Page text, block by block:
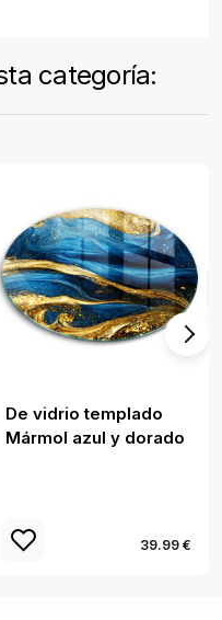
categoría:
De vidrio templado
Mármol azul y dorado
39.99 €